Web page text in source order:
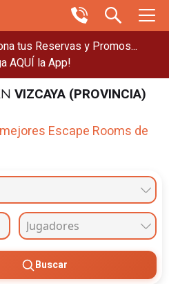
tus Reservas y Promos...
AQUÍ la App!
VIZCAYA (PROVINCIA)
Escape Rooms de
Buscar